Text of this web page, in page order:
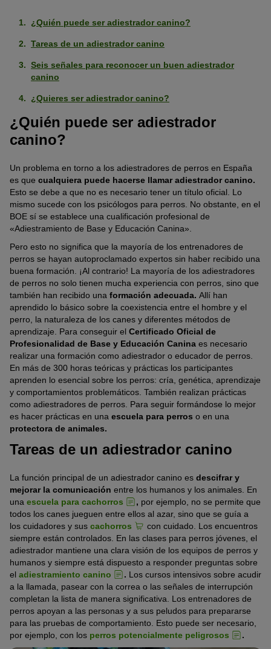
¿Quién puede ser adiestrador canino?
Tareas de un adiestrador canino
Seis señales para reconocer un buen adiestrador
canino
¿Quieres ser adiestrador canino?
¿Quién puede ser adiestrador
canino?
Un problema en torno a los adiestradores de perros en España
es que cualquiera puede hacerse llamar adiestrador canino.
Esto se debe a que no es necesario tener un título oficial. Lo
mismo sucede con los psicólogos para perros. No obstante, en el
BOE sí se establece una cualificación profesional de
«Adiestramiento de Base y Educación Canina».
Pero esto no significa que la mayoría de los entrenadores de
perros se hayan autoproclamado expertos sin haber recibido una
buena formación. ¡Al contrario! La mayoría de los adiestradores
de perros no solo tienen mucha experiencia con perros, sino que
también han recibido una formación adecuada. Allí han
aprendido lo básico sobre la coexistencia entre el hombre y el
perro, la naturaleza de los canes y diferentes métodos de
aprendizaje. Para conseguir el Certificado Oficial de
Profesionalidad de Base y Educación Canina es necesario
realizar una formación como adiestrador o educador de perros.
En más de 300 horas teóricas y prácticas los participantes
aprenden lo esencial sobre los perros: cría, genética, aprendizaje
y comportamientos problemáticos. También realizan prácticas
como adiestradores de perros. Para seguir formándose lo mejor
es hacer prácticas en una escuela para perros o en una
protectora de animales.
Tareas de un adiestrador canino
La función principal de un adiestrador canino es descifrar y
mejorar la comunicación entre los humanos y los animales. En
una escuela para cachorros , por ejemplo, no se permite que
todos los canes jueguen entre ellos al azar, sino que se guía a
los cuidadores y sus cachorros
con cuidado. Los encuentros
siempre están controlados. En las clases para perros jóvenes, el
adiestrador mantiene una clara visión de los equipos de perros y
humanos y siempre está dispuesto a responder preguntas sobre
el adiestramiento canino . Los cursos intensivos sobre acudir
a la llamada, pasear con la correa o las señales de interrupción
completan la lista de manera significativa. Los entrenadores de
perros apoyan a las personas y a sus peludos para prepararse
para las pruebas de comportamiento. Esto puede ser necesario,
por ejemplo, con los perros potencialmente peligrosos .